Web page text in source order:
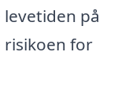
på
for